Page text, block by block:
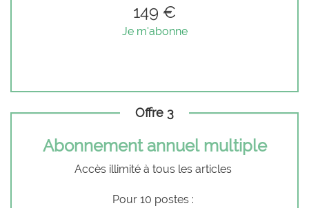
149 €
Je m'abonne
Offre 3
Abonnement annuel multiple
Accès illimité à tous les articles
Pour 10 postes :